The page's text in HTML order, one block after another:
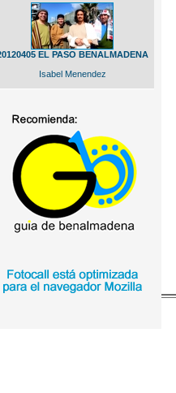
EL PASO BENALMADENA
Isabel Menendez